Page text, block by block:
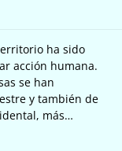
ha sido
acción humana.
se han
y también de
más…